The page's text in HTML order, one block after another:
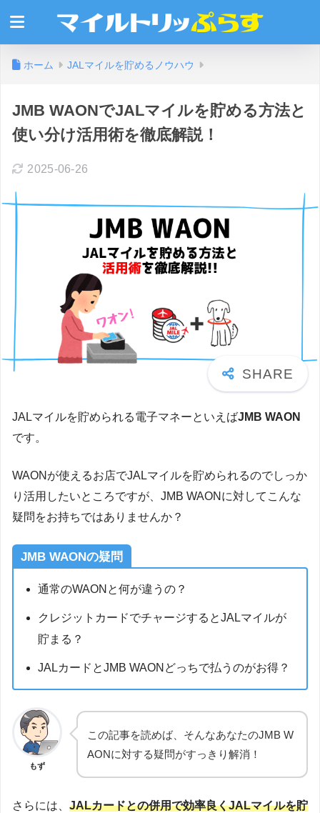
ホーム JALマイルを貯めるノウハウ
JMB WAONでJALマイルを貯める方法と
使い分け活用術を徹底解説！
2025-06-26
JALマイルを貯められる電子マネーといえばJMB WAON
です。
WAONが使えるお店でJALマイルを貯められるのでしっか
り活用したいところですが、JMB WAONに対してこんな
疑問をお持ちではありませんか？
JMB WAONの疑問
通常のWAONと何が違うの？
クレジットカードでチャージするとJALマイルが
貯まる？
JALカードとJMB WAONどっちで払うのがお得？
もず
この記事を読めば、そんなあなたのJMB W
AONに対する疑問がすっきり解消！
さらには、 JALカードとの併用で効率良くJALマイルを貯